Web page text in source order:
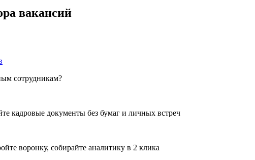
вакансий
сотрудникам?
кадровые документы без бумаг и личных встреч
воронку, собирайте аналитику в 2 клика